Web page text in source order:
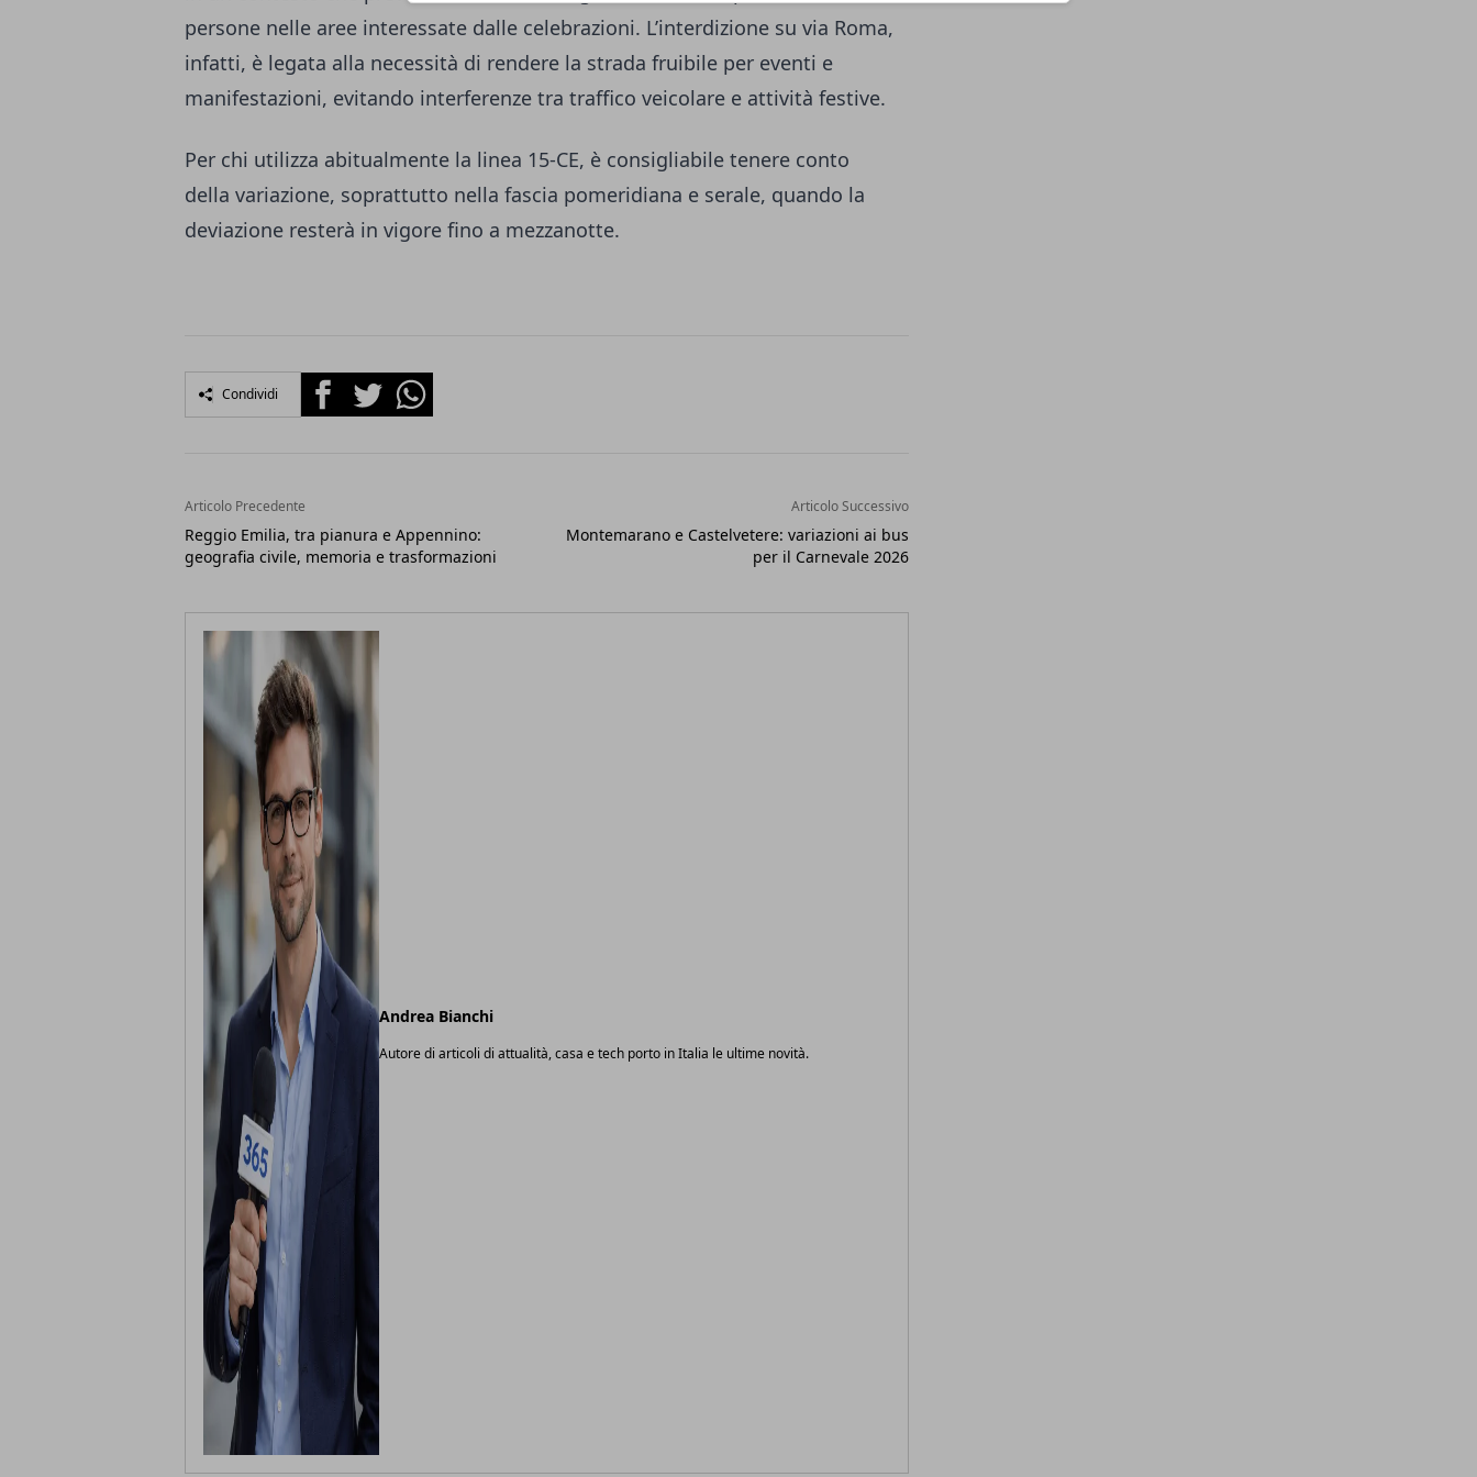
persone nelle aree interessate dalle celebrazioni. L’interdizione su via Roma,
infatti, è legata alla necessità di rendere la strada fruibile per eventi e
manifestazioni, evitando interferenze tra traffico veicolare e attività festive.
Per chi utilizza abitualmente la linea 15-CE, è consigliabile tenere conto
della variazione, soprattutto nella fascia pomeridiana e serale, quando la
deviazione resterà in vigore fino a mezzanotte.
Condividi FacebookTwitterWhatsapp
Articolo Precedente
Reggio Emilia, tra pianura e Appennino:
geografia civile, memoria e trasformazioni
Articolo Successivo
Montemarano e Castelvetere: variazioni ai bus
per il Carnevale 2026
Andrea Bianchi
Autore di articoli di attualità, casa e tech porto in Italia le ultime novità.